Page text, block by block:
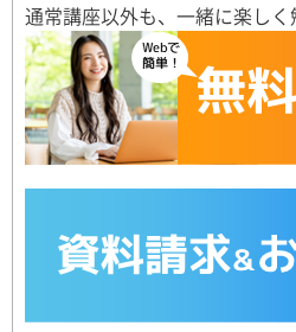
通常講座以外も、一緒に楽し